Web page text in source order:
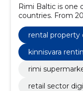
Rimi Baltic is one
countries. From
three Baltic
than 12,000
rental property
kinnisvara
rimi
retail sector